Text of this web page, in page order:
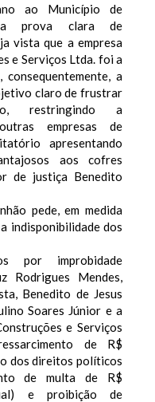
ao Município de
a prova clara de
vista que a empresa
e Serviços Ltda. foi a
a
claro de frustrar
restringindo a
empresas de
apresentando
aos cofres
de justiça Benedito
pede, em medida
indisponibilidade dos
por improbidade
Rodrigues Mendes,
Benedito de Jesus
Soares Júnior e a
e Serviços
de R$
dos direitos políticos
de multa de R$
e proibição de